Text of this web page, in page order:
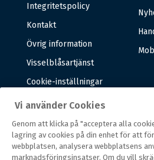
Integritetspolicy
Kontakt
Övrig information
Visselblåsartjänst
Cookie-inställningar
Om oss
Vi använder Cookies
Genom att klicka på "acceptera alla
lagring av cookies på din enhet för att
webbplatsen, analysera webbplatsens
marknadsföringsinsatser. Om du vill